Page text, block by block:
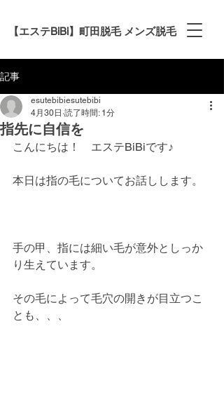
【エステBiBi】町田脱毛 メンズ脱毛
記事
指先に自信を
esutebibiesutebibi
4月30日 読了時間: 1分
こんにちは！　エステBiBiです♪
本日は指の毛についてお話しします。
手の甲、指には細い毛が意外としっか
り生えています。
その毛によって毛穴の開きが目立つこ
とも、、、